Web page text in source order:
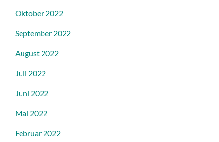
Oktober 2022
September 2022
August 2022
Juli 2022
Juni 2022
Mai 2022
Februar 2022